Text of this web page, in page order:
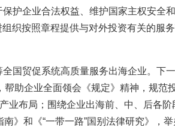
护企业合法权益、维护国家主权安全
织按照章程提供与对外投资有关的服
国贸促系统高质量服务出海企业。下
帮助企业全面领会《规定》精神，规范
业布局；围绕企业出海前、中、后各阶
》和《“一带一路”国别法律研究》，举